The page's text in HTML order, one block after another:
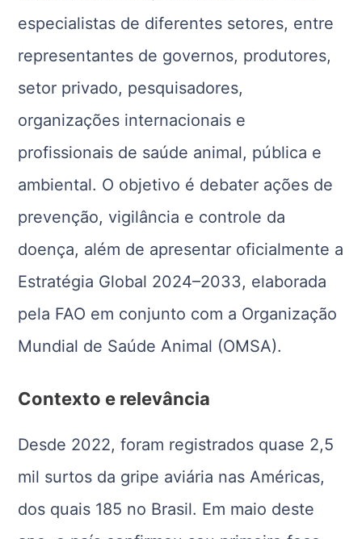
especialistas de diferentes setores, entre
representantes de governos, produtores,
setor privado, pesquisadores,
organizações internacionais e
profissionais de saúde animal, pública e
ambiental. O objetivo é debater ações de
prevenção, vigilância e controle da
doença, além de apresentar oficialmente a
Estratégia Global 2024–2033, elaborada
pela FAO em conjunto com a Organização
Mundial de Saúde Animal (OMSA).
Contexto e relevância
Desde 2022, foram registrados quase 2,5
mil surtos da gripe aviária nas Américas,
dos quais 185 no Brasil. Em maio deste